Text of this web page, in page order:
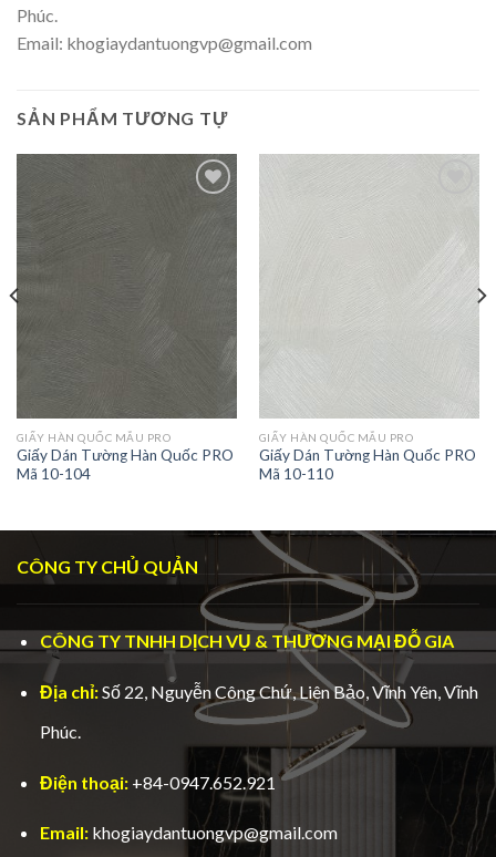
Phúc.
Email: khogiaydantuongvp@gmail.com
SẢN PHẨM TƯƠNG TỰ
THÍCH
NÀY
GIẤY HÀN QUỐC MẪU PRO
Giấy Dán Tường Hàn Quốc PRO
Mã 10-104
SẢN
PHẨM
GIẤY HÀN QUỐC MẪU PRO
Giấy Dán Tường Hàn Quốc PRO
Mã 10-110
CÔNG TY CHỦ QUẢN
CÔNG TY TNHH DỊCH VỤ & THƯƠNG MẠI ĐỖ GIA
Địa chỉ:Số 22, Nguyễn Công Chứ, Liên Bảo, Vĩnh Yên, Vĩnh
Phúc.
Điện thoại: +84-0947.652.921
Email: khogiaydantuongvp@gmail.com